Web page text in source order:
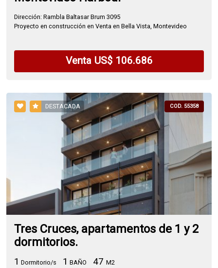
Dirección: Rambla Baltasar Brum 3095
Proyecto en construcción en Venta en Bella Vista, Montevideo
Venta US$ 106.686
DESTACADA COD. 55358
Tres Cruces, apartamentos de 1 y 2
dormitorios.
1 Dormitorio/s 1 BAÑO 47 M2